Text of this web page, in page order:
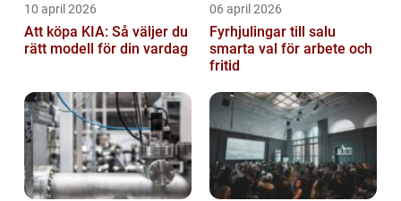
10 april 2026
Att köpa KIA: Så väljer du
rätt modell för din vardag
06 april 2026
Fyrhjulingar till salu
smarta val för arbete och
fritid